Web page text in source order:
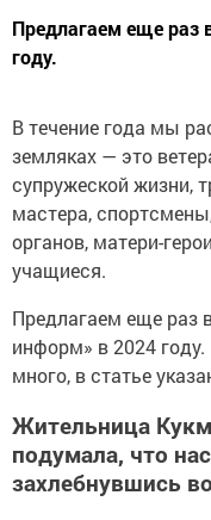
Предлагаем еще раз
году.
В течение года мы
земляках — это
супружеской жизни,
мастера,
органов, матери-
учащиеся.
Предлагаем еще раз
информ» в 2024
много, в статье
Жительница
подумала, что
захлебнувшись